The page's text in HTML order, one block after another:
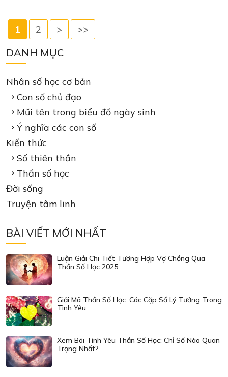
1 2 > >>
DANH MỤC
Nhân số học cơ bản
Con số chủ đạo
Mũi tên trong biểu đồ ngày sinh
Ý nghĩa các con số
Kiến thức
Số thiên thần
Thần số học
Đời sống
Truyện tâm linh
BÀI VIẾT MỚI NHẤT
Luận Giải Chi Tiết Tương Hợp Vợ Chồng Qua
Thần Số Học 2025
Giải Mã Thần Số Học: Các Cặp Số Lý Tưởng Trong
Tình Yêu
Xem Bói Tình Yêu Thần Số Học: Chỉ Số Nào Quan
Trọng Nhất?